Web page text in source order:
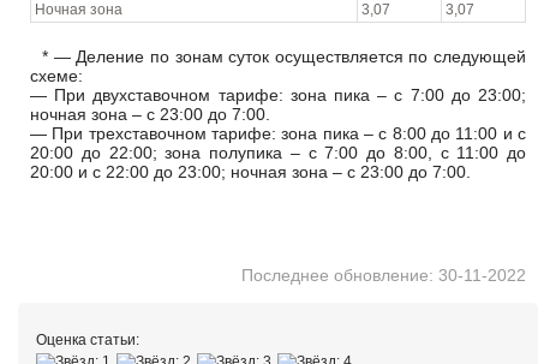
Ночная зона
3,07 3,07
* — Деление по зонам суток осуществляется по следующей
схеме:
— При двухставочном тарифе: зона пика – с 7:00 до 23:00;
ночная зона – с 23:00 до 7:00.
— При трехставочном тарифе: зона пика – с 8:00 до 11:00 и с
20:00 до 22:00; зона полупика – с 7:00 до 8:00, с 11:00 до
20:00 и с 22:00 до 23:00; ночная зона – с 23:00 до 7:00.
Последнее обновление: 30-11-2022
Оценка статьи: